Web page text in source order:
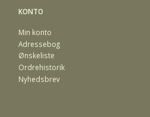
KONTO
Min konto
Adressebog
Ønskeliste
Ordrehistorik
Nyhedsbrev